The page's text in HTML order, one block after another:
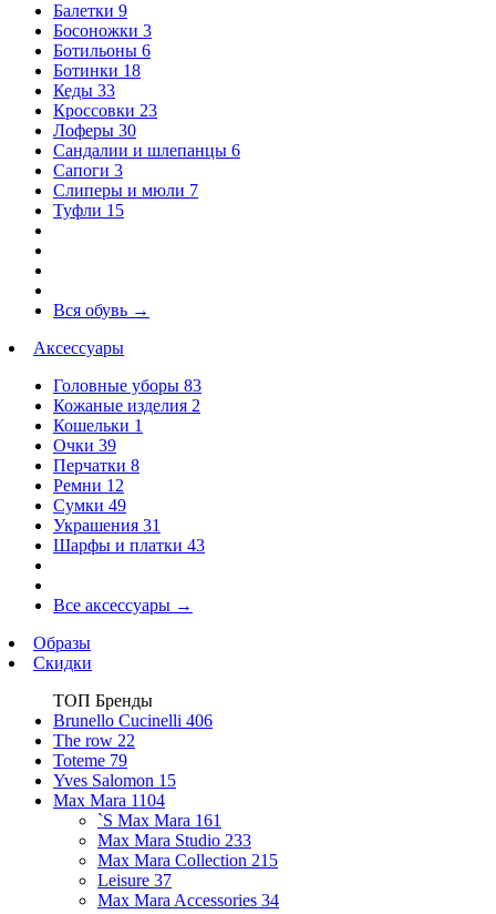
Балетки 9
Босоножки 3
Ботильоны 6
Ботинки 18
Кеды 33
Кроссовки 23
Лоферы 30
Сандалии и шлепанцы 6
Сапоги 3
Слиперы и мюли 7
Туфли 15
Вся обувь →
Аксессуары
Головные уборы 83
Кожаные изделия 2
Кошельки 1
Очки 39
Перчатки 8
Ремни 12
Сумки 49
Украшения 31
Шарфы и платки 43
Все аксессуары →
Образы
Скидки
ТОП Бренды
Brunello Cucinelli 406
The row 22
Toteme 79
Yves Salomon 15
Max Mara 1104
`S Max Mara 161
Max Mara Studio 233
Max Mara Collection 215
Leisure 37
Max Mara Accessories 34